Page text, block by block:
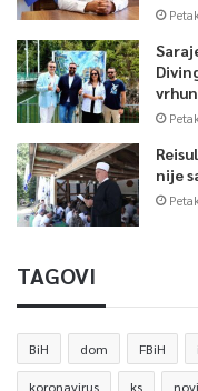
nije
TAGOVI
BiH dom FBiH
koronavirus ks novi